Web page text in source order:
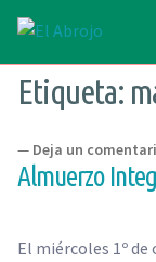
Ir
la
navegación
Ir
contenido
Quienes somos
NUESTRA
RECREACIÓN
QUIENES SOMOS
CONTENIDOS
CURSOS
Etiqueta:
— Deja un
Almuerzo
El miércoles 1º